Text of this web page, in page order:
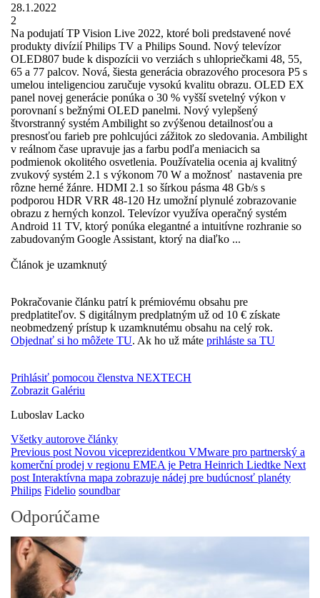
28.1.2022
2
Na podujatí TP Vision Live 2022, ktoré boli predstavené nové
produkty divízií Philips TV a Philips Sound. Nový televízor
OLED807 bude k dispozícii vo verziách s uhlopriečkami 48, 55,
65 a 77 palcov. Nová, šiesta generácia obrazového procesora P5 s
umelou inteligenciou zaručuje vysokú kvalitu obrazu. OLED EX
panel novej generácie ponúka o 30 % vyšší svetelný výkon v
porovnaní s bežnými OLED panelmi. Nový vylepšený
štvorstranný systém Ambilight so zvýšenou detailnosťou a
presnosťou farieb pre pohlcujúci zážitok zo sledovania. Ambilight
v reálnom čase upravuje jas a farbu podľa meniacich sa
podmienok okolitého osvetlenia. Používatelia ocenia aj kvalitný
zvukový systém 2.1 s výkonom 70 W a možnosť nastavenia pre
rôzne herné žánre. HDMI 2.1 so šírkou pásma 48 Gb/s s
podporou HDR VRR 48-120 Hz umožní plynulé zobrazovanie
obrazu z herných konzol. Televízor využíva operačný systém
Android 11 TV, ktorý ponúka elegantné a intuitívne rozhranie so
zabudovaným Google Assistant, ktorý na diaľko ...
Článok je uzamknutý
Pokračovanie článku patrí k prémiovému obsahu pre
predplatiteľov. S digitálnym predplatným už od 10 € získate
neobmedzený prístup k uzamknutému obsahu na celý rok.
Objednať si ho môžete TU. Ak ho už máte prihláste sa TU
Prihlásiť pomocou členstva NEXTECH
Zobrazit Galériu
Luboslav Lacko
Všetky autorove články
Previous post Novou viceprezidentkou VMware pro partnerský a
komerční prodej v regionu EMEA je Petra Heinrich Liedtke Next
post Interaktívna mapa zobrazuje nádej pre budúcnosť planéty
Philips Fidelio soundbar
Odporúčame